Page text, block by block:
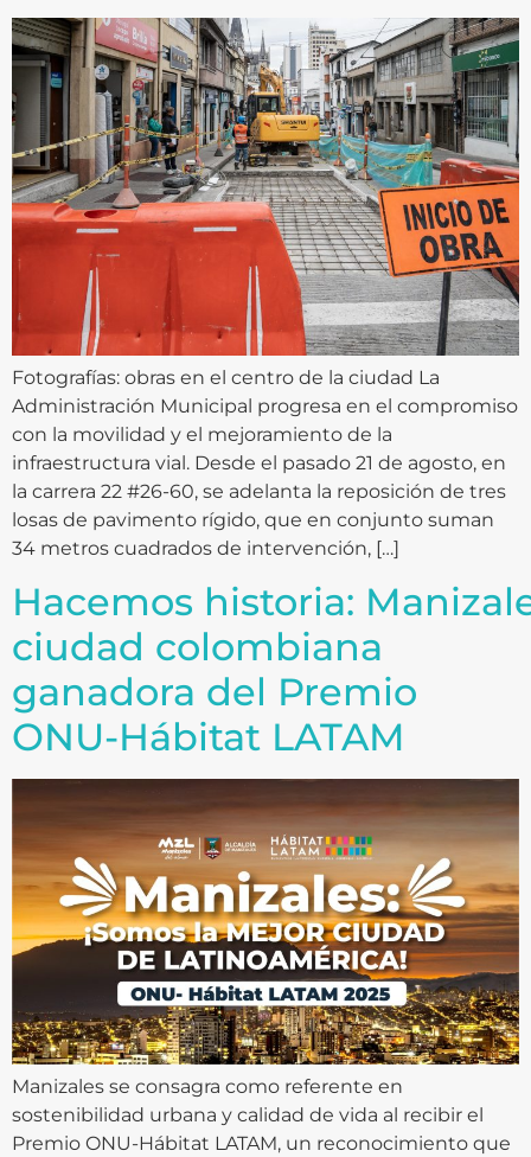
Fotografías: obras en el centro de la ciudad La
Administración Municipal progresa en el compromiso
con la movilidad y el mejoramiento de la
infraestructura vial. Desde el pasado 21 de agosto, en
la carrera 22 #26-60, se adelanta la reposición de tres
losas de pavimento rígido, que en conjunto suman
34 metros cuadrados de intervención, […]
Hacemos historia:
ciudad colombiana
ganadora del Premio
ONU-Hábitat LATAM
Manizales se consagra como referente en
sostenibilidad urbana y calidad de vida al recibir el
Premio ONU-Hábitat LATAM, un reconocimiento que